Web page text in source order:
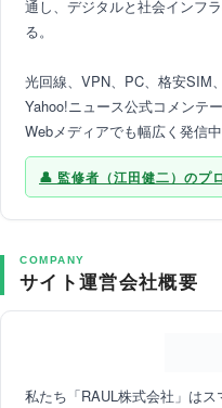
通し、デジタルと社会インフ
る。
光回線、VPN、PC、格安SIM
Yahoo!ニュース公式コメンテ
Webメディアでも幅広く発信中
監修者（江田健二）のプ
COMPANY
サイト運営会社概要
私たち「RAUL株式会社」は